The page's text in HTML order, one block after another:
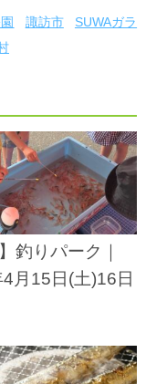
諏訪市
SUWAガラ
釣りパーク｜
月15日(土)16日